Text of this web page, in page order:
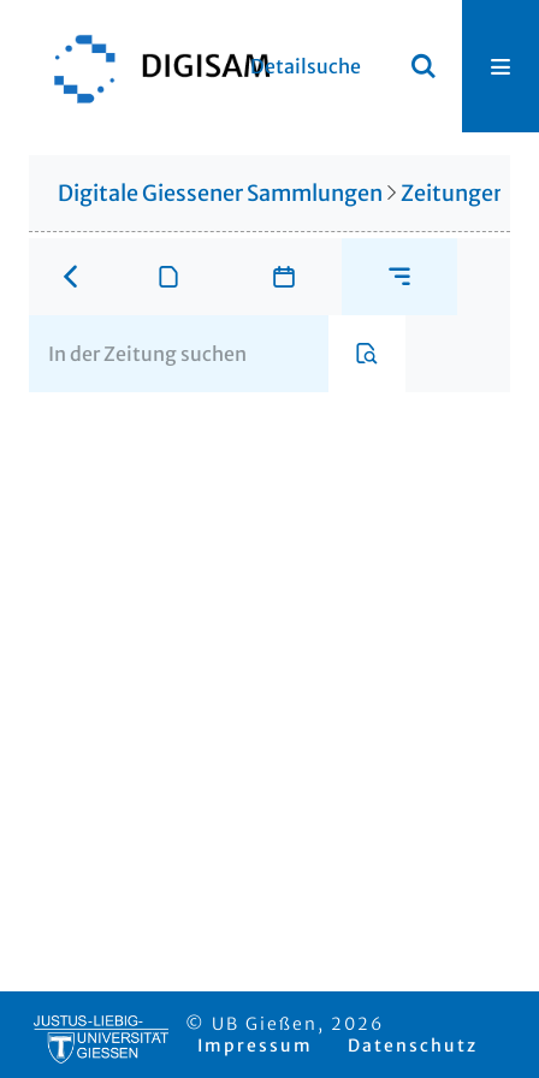
Detailsuche
Digitale Giessener Sammlungen Zeitungen
© UB Gießen, 2026
Impressum
Datenschutz